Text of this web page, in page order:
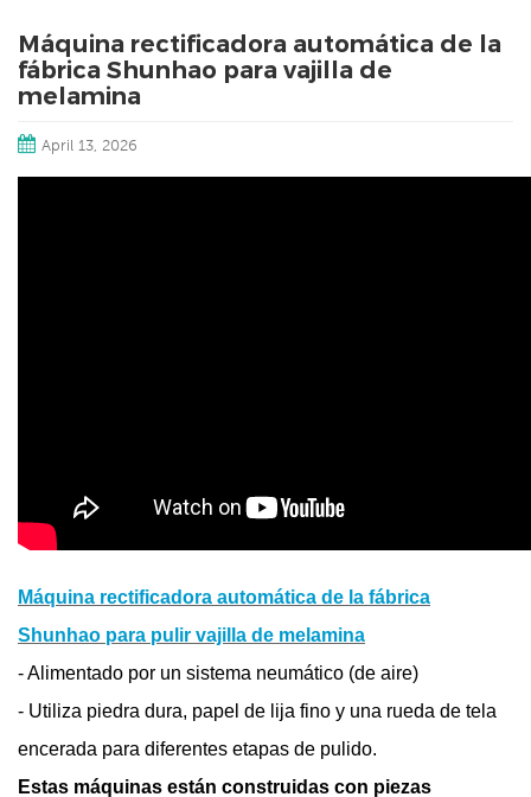
Máquina rectificadora automática de la
fábrica Shunhao para vajilla de
melamina
April 13, 2026
Máquina rectificadora automática de la fábrica
Shunhao para pulir vajilla de melamina
- Alimentado por un sistema neumático (de aire)
- Utiliza piedra dura, papel de lija fino y una rueda de tela
encerada para diferentes etapas de pulido.
Estas máquinas están construidas con piezas